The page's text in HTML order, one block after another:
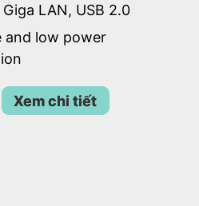
LAN, USB 2.0
and low power
Xem chi tiết